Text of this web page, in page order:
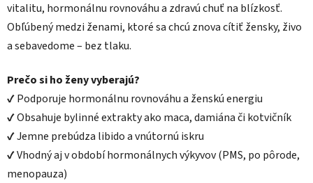
vitalitu, hormonálnu rovnováhu a zdravú chuť na blízkosť.
Obľúbený medzi ženami, ktoré sa chcú znova cítiť žensky, živo
a sebavedome – bez tlaku.
Prečo si ho ženy vyberajú?
✔ Podporuje hormonálnu rovnováhu a ženskú energiu
✔ Obsahuje bylinné extrakty ako maca, damiána či kotvičník
✔ Jemne prebúdza libido a vnútornú iskru
✔ Vhodný aj v období hormonálnych výkyvov (PMS, po pôrode,
menopauza)